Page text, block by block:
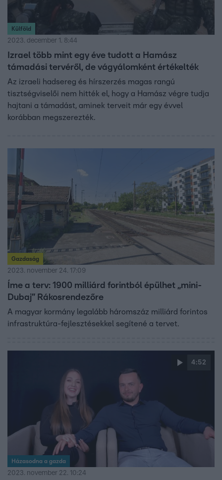
Külföld
2023. december 1. 8:44
Izrael több mint egy éve tudott a Hamász
támadási tervéről, de vágyálomként értékelték
Az izraeli hadsereg és hírszerzés magas rangú
tisztségviselői nem hitték el, hogy a Hamász végre tudja
hajtani a támadást, aminek terveit már egy évvel
korábban megszerezték.
Gazdaság
2023. november 24. 17:09
Íme a terv: 1900 milliárd forintból épülhet „mini-
Dubaj” Rákosrendezőre
A magyar kormány legalább háromszáz milliárd forintos
infrastruktúra-fejlesztésekkel segítené a tervet.
4:52
Házasodna a gazda
2023. november 22. 10:24